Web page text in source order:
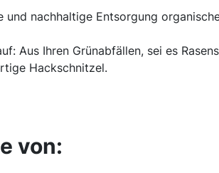
nachhaltige Entsorgung
Aus Ihren Grünabfällen, sei es
Hackschnitzel.
von: